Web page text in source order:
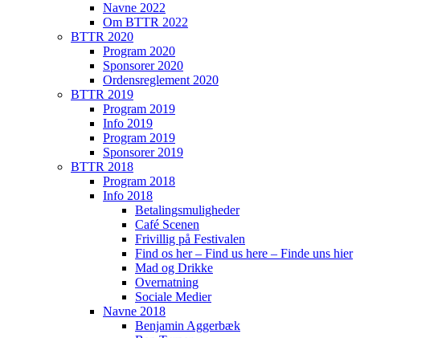
Navne 2022
Om BTTR 2022
BTTR 2020
Program 2020
Sponsorer 2020
Ordensreglement 2020
BTTR 2019
Program 2019
Info 2019
Program 2019
Sponsorer 2019
BTTR 2018
Program 2018
Info 2018
Betalingsmuligheder
Café Scenen
Frivillig på Festivalen
Find os her – Find us here – Finde uns hier
Mad og Drikke
Overnatning
Sociale Medier
Navne 2018
Benjamin Aggerbæk